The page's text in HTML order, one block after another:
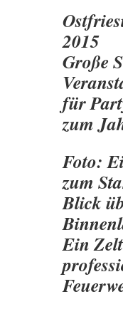
2015
Große
für
zum
Foto:
zum
Blick
Ein